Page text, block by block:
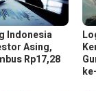
Indonesia
Asing,
Rp17,28